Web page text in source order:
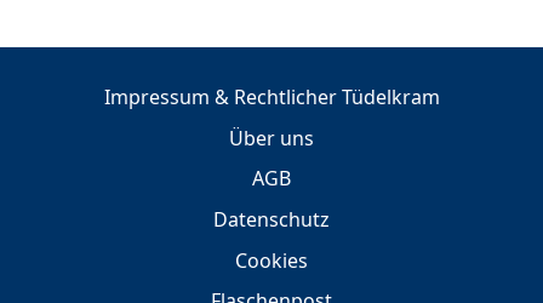
Impressum & Rechtlicher Tüdelkram
Über uns
AGB
Datenschutz
Cookies